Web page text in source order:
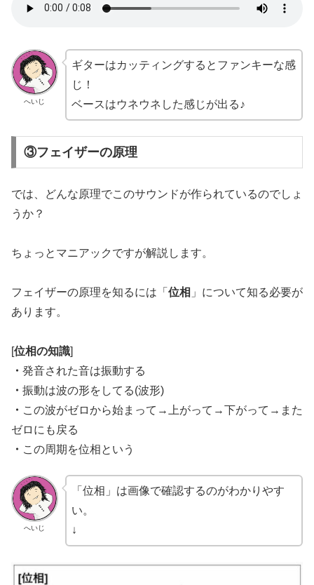
へいじ
ギターはカッティングするとファンキーな感
じ！
ベースはウネウネした感じが出る♪
③フェイザーの原理
では、どんな原理でこのサウンドが作られているのでしょ
うか？
ちょっとマニアックですが解説します。
フェイザーの原理を知るには「 位相 」について知る必要が
あります。
[位相の知識]
・ 発音された音は振動する
・ 振動は波の形をしてる(波形)
・ この波がゼロから始まって→上がって→下がって→また
ゼロにも戻る
・ この周期を位相という
へいじ
「位相」は画像で確認するのがわかりやす
い。
↓